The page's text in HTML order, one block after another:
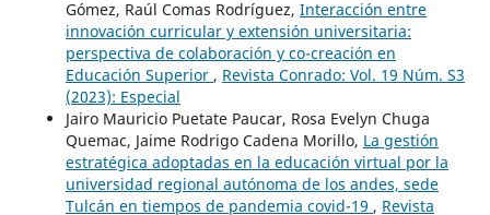
Gómez, Raúl Comas Rodríguez, Interacción entre
innovación curricular y extensión universitaria:
perspectiva de colaboración y co-creación en
Educación Superior , Revista Conrado: Vol. 19 Núm. S3
(2023): Especial
Jairo Mauricio Puetate Paucar, Rosa Evelyn Chuga
Quemac, Jaime Rodrigo Cadena Morillo, La gestión
estratégica adoptadas en la educación virtual por la
universidad regional autónoma de los andes, sede
Tulcán en tiempos de pandemia covid-19 , Revista